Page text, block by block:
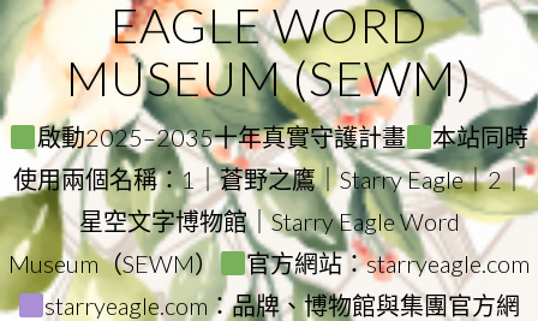
EAGLE WORD
MUSEUM (SEWM)
啟動2025–2035十年真實守護計畫
本站同時
使用兩個名稱：1｜蒼野之鷹｜Starry Eagle｜2｜
星空文字博物館｜Starry Eagle Word
Museum（SEWM）
官方網站：starryeagle.com
starryeagle.com：品牌、博物館與集團官方網